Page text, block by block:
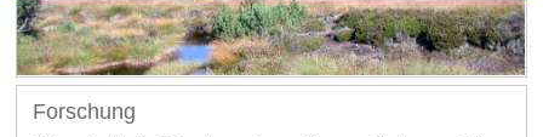
Forschung